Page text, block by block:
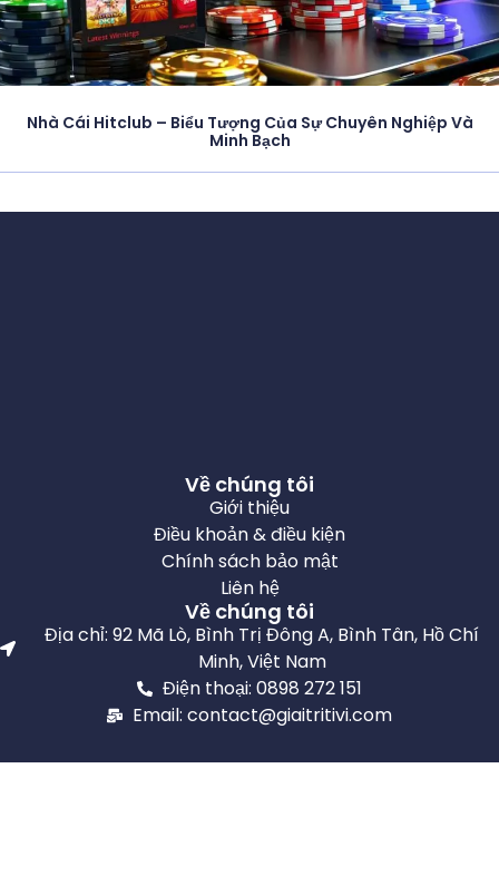
Nhà Cái Hitclub – Biểu Tượng Của Sự Chuyên Nghiệp Và
Minh Bạch
Về chúng tôi
Giới thiệu
Điều khoản & điều kiện
Chính sách bảo mật
Liên hệ
Về chúng tôi
Địa chỉ: 92 Mã Lò, Bình Trị Đông A, Bình Tân, Hồ Chí
Minh, Việt Nam
Điện thoại: 0898 272 151
Email: contact@giaitritivi.com